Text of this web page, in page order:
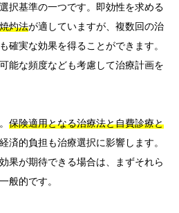
択基準の一つです。即効性を求める
灼法が適していますが、複数回の治
確実な効果を得ることができます。
能な頻度なども考慮して治療計画を
保険適用となる治療法と自費診療と
済的負担も治療選択に影響します。
果が期待できる場合は、まずそれら
般的です。